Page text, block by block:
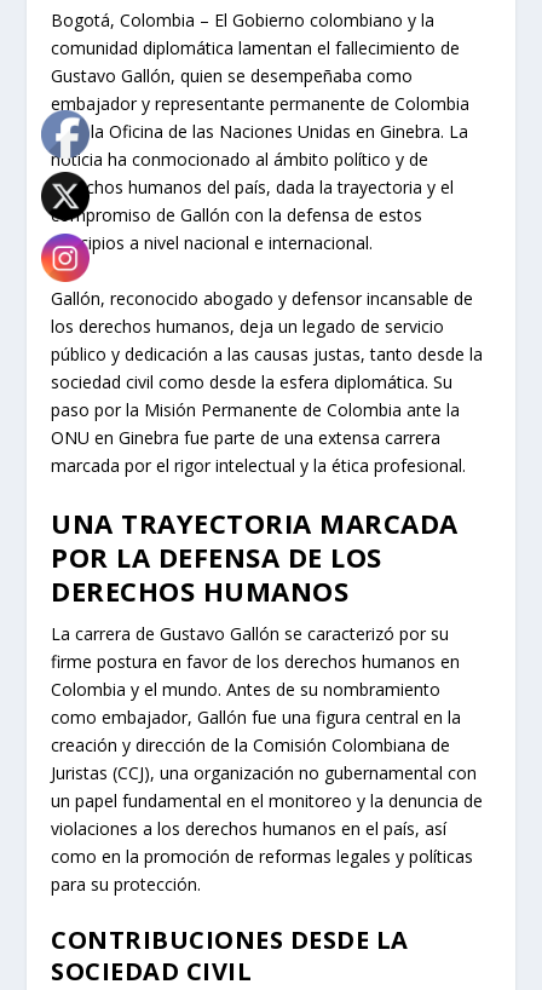
Bogotá, Colombia – El Gobierno colombiano y la
comunidad diplomática lamentan el fallecimiento de
Gustavo Gallón, quien se desempeñaba como
embajador y representante permanente de Colombia
ante la Oficina de las Naciones Unidas en Ginebra. La
noticia ha conmocionado al ámbito político y de
derechos humanos del país, dada la trayectoria y el
compromiso de Gallón con la defensa de estos
principios a nivel nacional e internacional.
Gallón, reconocido abogado y defensor incansable de
los derechos humanos, deja un legado de servicio
público y dedicación a las causas justas, tanto desde la
sociedad civil como desde la esfera diplomática. Su
paso por la Misión Permanente de Colombia ante la
ONU en Ginebra fue parte de una extensa carrera
marcada por el rigor intelectual y la ética profesional.
UNA TRAYECTORIA MARCADA
POR LA DEFENSA DE LOS
DERECHOS HUMANOS
La carrera de Gustavo Gallón se caracterizó por su
firme postura en favor de los derechos humanos en
Colombia y el mundo. Antes de su nombramiento
como embajador, Gallón fue una figura central en la
creación y dirección de la Comisión Colombiana de
Juristas (CCJ), una organización no gubernamental con
un papel fundamental en el monitoreo y la denuncia de
violaciones a los derechos humanos en el país, así
como en la promoción de reformas legales y políticas
para su protección.
CONTRIBUCIONES DESDE LA
SOCIEDAD CIVIL